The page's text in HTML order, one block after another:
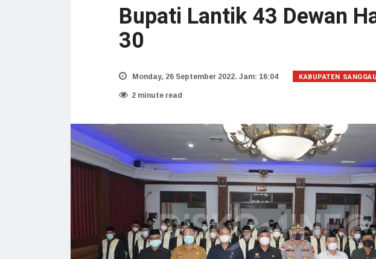
Bupati Lantik 43 Dewan
30
Monday, 26 September 2022. Jam: 16:04 KABUPATEN SANGGAU
2 minute read